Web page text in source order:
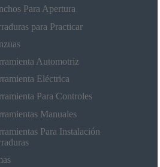
Para Apertura
para Practicar
Automotriz
Eléctrica
Para Controles
Manuales
Para Instalación